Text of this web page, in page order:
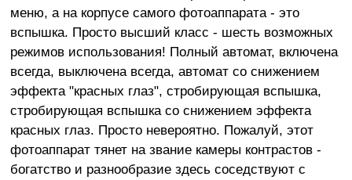
меню, а на корпусе самого фотоаппарата - это
вспышка. Просто высший класс - шесть возможных
режимов использования! Полный автомат, включена
всегда, выключена всегда, автомат со снижением
эффекта "красных глаз", стробирующая вспышка,
стробирующая вспышка со снижением эффекта
красных глаз. Просто невероятно. Пожалуй, этот
фотоаппарат тянет на звание камеры контрастов -
богатство и разнообразие здесь соседствуют с